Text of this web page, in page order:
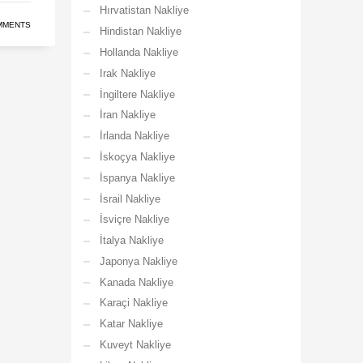
Hırvatistan Nakliye
Hindistan Nakliye
Hollanda Nakliye
Irak Nakliye
İngiltere Nakliye
İran Nakliye
İrlanda Nakliye
İskoçya Nakliye
İspanya Nakliye
İsrail Nakliye
İsviçre Nakliye
İtalya Nakliye
Japonya Nakliye
Kanada Nakliye
Karaçi Nakliye
Katar Nakliye
Kuveyt Nakliye